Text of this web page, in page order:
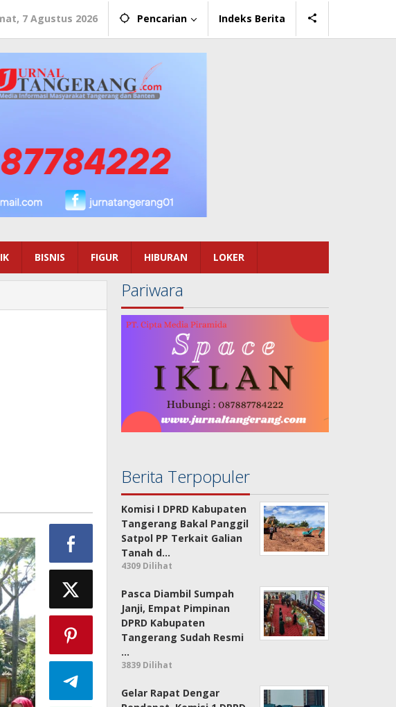
7 Agustus 2026 Pencarian Indeks Berita
BISNIS FIGUR HIBURAN LOKER
Pariwara
Berita Terpopuler
Komisi I DPRD Kabupaten
Tangerang Bakal Panggil
Satpol PP Terkait Galian
Tanah d…
4309 Dilihat
Pasca Diambil Sumpah
Janji, Empat Pimpinan
DPRD Kabupaten
Tangerang Sudah Resmi
…
3839 Dilihat
Gelar Rapat Dengar